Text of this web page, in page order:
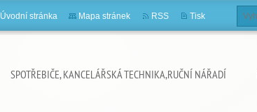
SPOTŘEBIČE, KANCELÁŘSKÁ TECHNIKA,RUČNÍ NÁŘADÍ
Úvodní stránka Mapa stránek RSS Tisk